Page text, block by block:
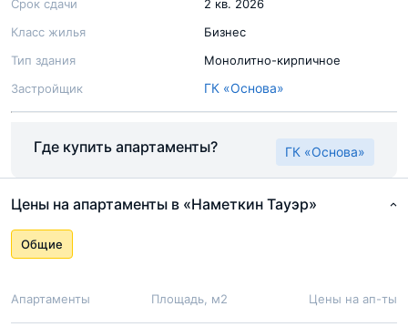
Срок сдачи
2 кв. 2026
Класс жилья
Бизнес
Тип здания
Монолитно-кирпичное
Застройщик
ГК «Основа»
Где купить апартаменты? ГК «Основа»
Цены на апартаменты в «Наметкин Тауэр»
Общие
Апартаменты Площадь, м2 Цены на ап-ты